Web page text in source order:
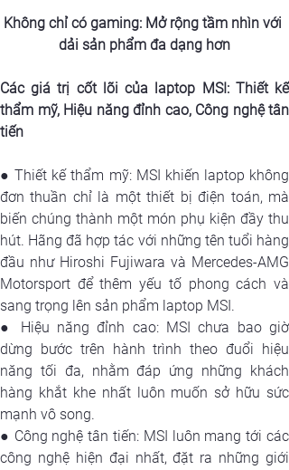
Không chỉ có gaming: Mở rộng tầm nhìn với
dải sản phẩm đa dạng hơn
Các giá trị cốt lõi của laptop MSI: Thiết kế
thẩm mỹ, Hiệu năng đỉnh cao, Công nghệ tân
tiến
● Thiết kế thẩm mỹ: MSI khiến laptop không
đơn thuần chỉ là một thiết bị điện toán, mà
biến chúng thành một món phụ kiện đầy thu
hút. Hãng đã hợp tác với những tên tuổi hàng
đầu như Hiroshi Fujiwara và Mercedes-AMG
Motorsport để thêm yếu tố phong cách và
sang trọng lên sản phẩm laptop MSI.
● Hiệu năng đỉnh cao: MSI chưa bao giờ
dừng bước trên hành trình theo đuổi hiệu
năng tối đa, nhằm đáp ứng những khách
hàng khắt khe nhất luôn muốn sở hữu sức
mạnh vô song.
● Công nghệ tân tiến: MSI luôn mang tới các
công nghệ hiện đại nhất, đặt ra những giới